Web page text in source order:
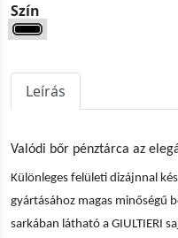
Szín
Leírás
Valódi bőr pénztárca az
Különleges felületi dizájnnal
gyártásához magas minőségű
sarkában látható a GIULTIERI